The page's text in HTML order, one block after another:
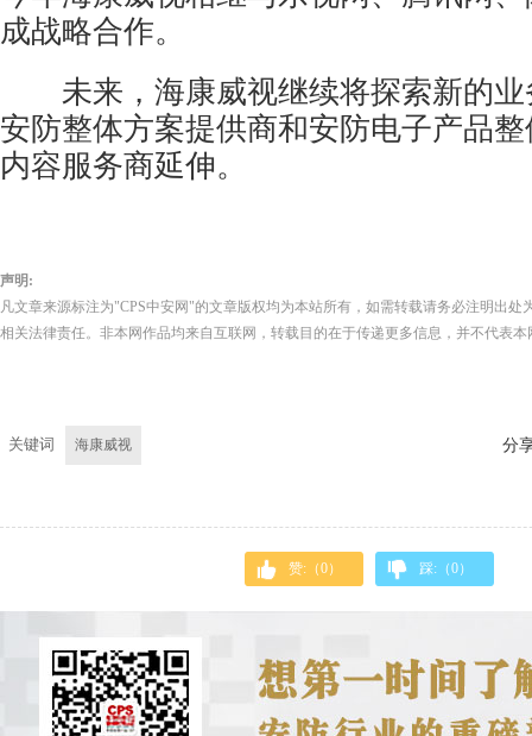
成战略合作。
未来，海康威视继续将探索新的业
安防整体方案提供商和安防电子产品
内容服务商延伸。
声明:
凡文章来源标注为"CPS中安网"的文章版权均为本站所有，如需转载请务必注明出处
相关法律责任。非本网作品均来自互联网，转载目的在于传递更多信息，并不代表
关键词 海康威视 分
赞:（0） 踩:（0）